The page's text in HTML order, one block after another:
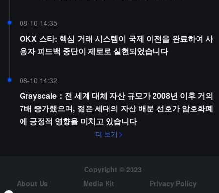
08-10 14:35
OKX 스타: 핵심 거래 시스템이 국제 이전을 완료하여 사
용자 피드백 중단이 제로로 실현되었습니다
08-10 14:32
Grayscale：전 세계 대체 자산 규모가 2008년 이후 거의
7배 증가했으며, 젊은 세대의 자산 배분 선호가 암호화폐
에 긍정적 영향을 미치고 있습니다
더 보기
Copyright © 2023
About Us
Media Kit
Privacy Policy